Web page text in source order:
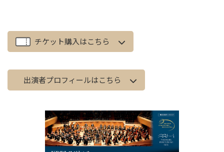
チケット購入はこちら
出演者プロフィールはこちら